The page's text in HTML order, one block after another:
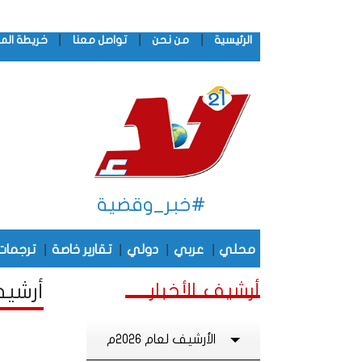
الرئيسية من نحن تواصل معنا خريطة
#خبر_وقضية
محلي عربي دولي تقارير خاصة
أرشيف الأخبار
الأرشيف لعام 2026م